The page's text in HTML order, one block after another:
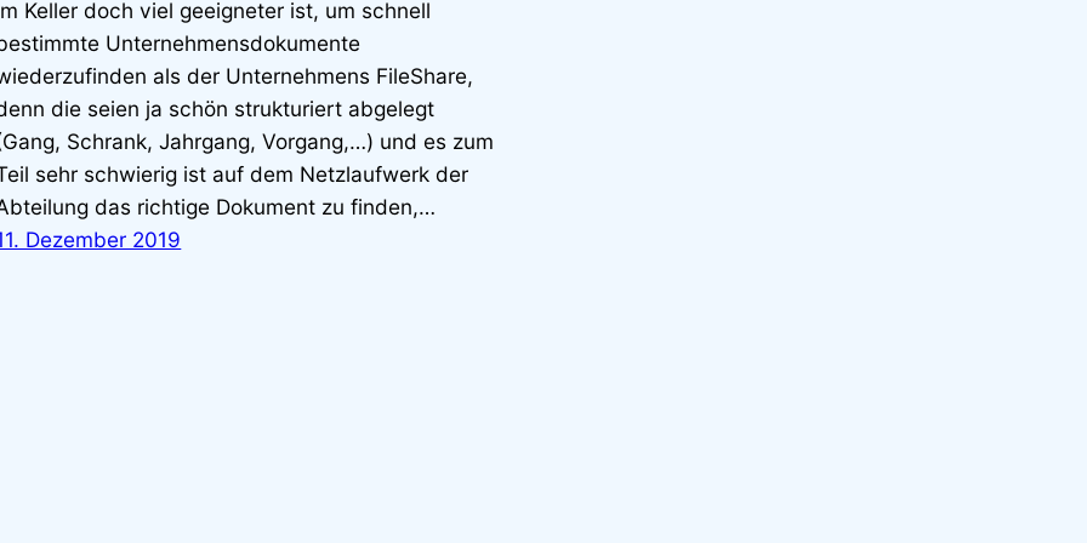
Keller doch viel geeigneter ist, um schnell
Unternehmensdokumente
als der Unternehmens FileShare,
die seien ja schön strukturiert abgelegt
Schrank, Jahrgang, Vorgang,…) und es zum
sehr schwierig ist auf dem Netzlaufwerk der
das richtige Dokument zu finden,…
Dezember 2019